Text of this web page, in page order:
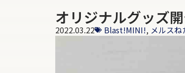
オリジナルグッズ
2022.03.22 Blast!MINI!, メルスね